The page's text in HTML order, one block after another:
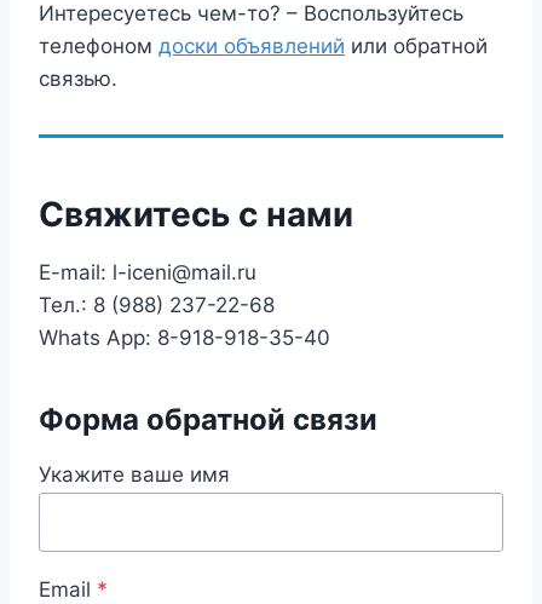
Интересуетесь чем-то? – Воспользуйтесь
телефоном доски объявлений или обратной
связью.
Свяжитесь с нами
E-mail: l-iceni@mail.ru
Тел.: 8 (988) 237-22-68
Whats App: 8-918-918-35-40
Форма обратной связи
Укажите ваше имя
Email *